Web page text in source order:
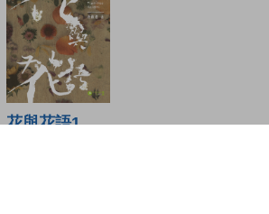
花與花語1